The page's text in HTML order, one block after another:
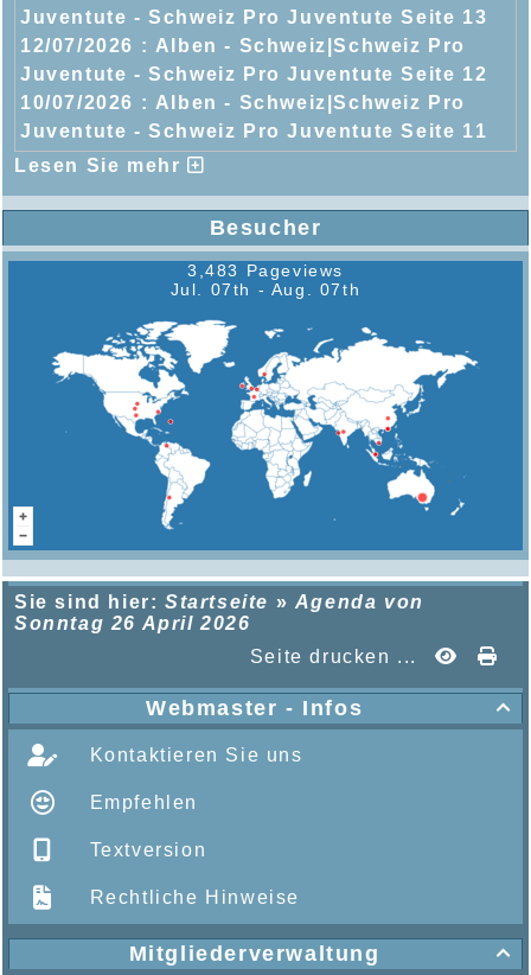
Juventute - Schweiz Pro Juventute Seite 13
12/07/2026 : Alben - Schweiz|Schweiz Pro
Juventute - Schweiz Pro Juventute Seite 12
10/07/2026 : Alben - Schweiz|Schweiz Pro
Juventute - Schweiz Pro Juventute Seite 11
Lesen Sie mehr
Besucher
3,483 Pageviews
Jul. 07th - Aug. 07th
Sie sind hier: Startseite » Agenda von
Sonntag 26 April 2026
Seite drucken ...

Webmaster - Infos
Kontaktieren Sie uns
Empfehlen
Textversion
Rechtliche Hinweise

Mitgliederverwaltung